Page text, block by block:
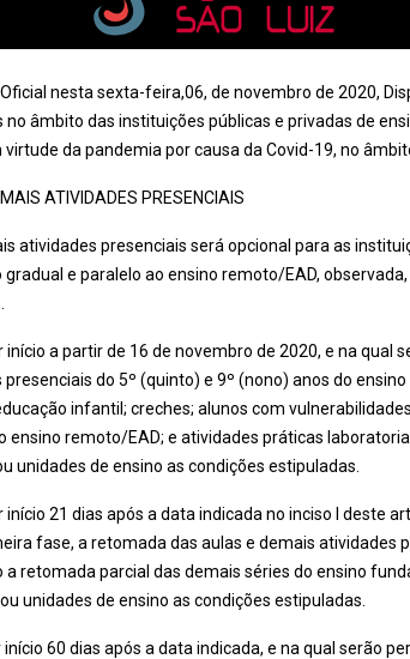
nesta sexta-feira,06, de novembro de 2020,
âmbito das instituições públicas e privadas de
da pandemia por causa da Covid-19, no
ATIVIDADES PRESENCIAIS
atividades presenciais será opcional para as
e paralelo ao ensino remoto/EAD,
início a partir de 16 de novembro de 2020, e na qual
do 5º (quinto) e 9º (nono) anos do
infantil; creches; alunos com
remoto/EAD; e atividades práticas
unidades de ensino as condições estipuladas.
início 21 dias após a data indicada no inciso I deste
fase, a retomada das aulas e demais atividades
a retomada parcial das demais séries do ensino
unidades de ensino as condições estipuladas.
60 dias após a data indicada, e na qual serão